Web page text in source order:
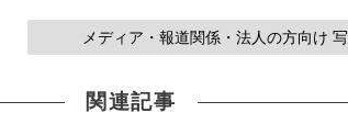
メディア・報道関係・法人の方向け
関連記事